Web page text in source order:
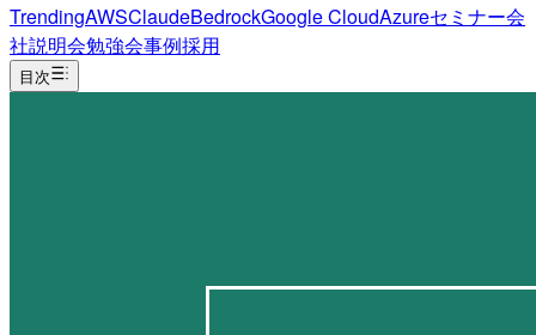
TrendingAWSClaudeBedrockGoogle CloudAzureセミナー会
社説明会勉強会事例採用
目次